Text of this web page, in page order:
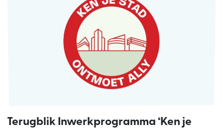
Terugblik Inwerkprogramma ‘Ken je